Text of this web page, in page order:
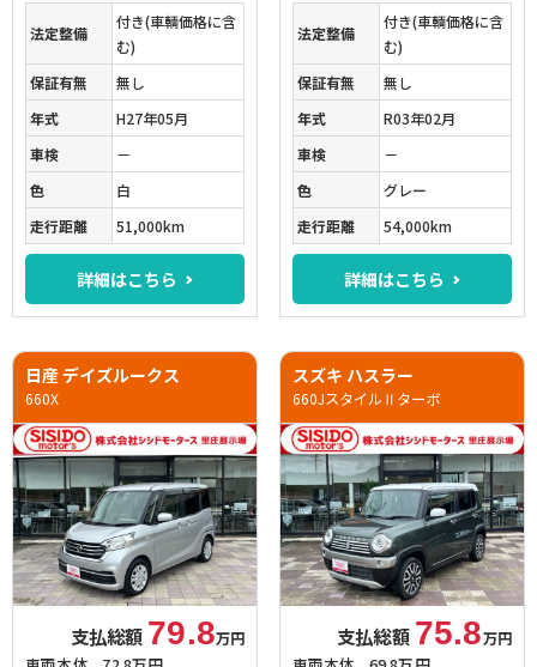
法定整備
付き(車輌価格に含
む)
保証有無
無し
年式
H27年05月
車検
－
色
白
走行距離
51,000km
詳細はこちら
法定整備
付き(車輌価格に含
む)
保証有無
無し
年式
R03年02月
車検
－
色
グレー
走行距離
54,000km
詳細はこちら
日産 デイズルークス
660X
支払総額 79.8万円
スズキ ハスラー
660JスタイルⅡターボ
支払総額 75.8万円